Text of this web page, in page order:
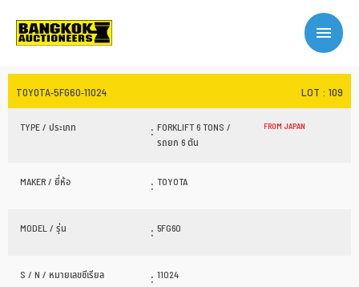
TOYOTA-5FG60-11024 LOT : 109
TYPE / ประเภท : FORKLIFT 6 TONS /
รถยก 6 ตัน
FROM JAPAN
MAKER / ยี่ห้อ : TOYOTA
MODEL / รุ่น : 5FG60
S / N / หมายเลขซีเรียล : 11024